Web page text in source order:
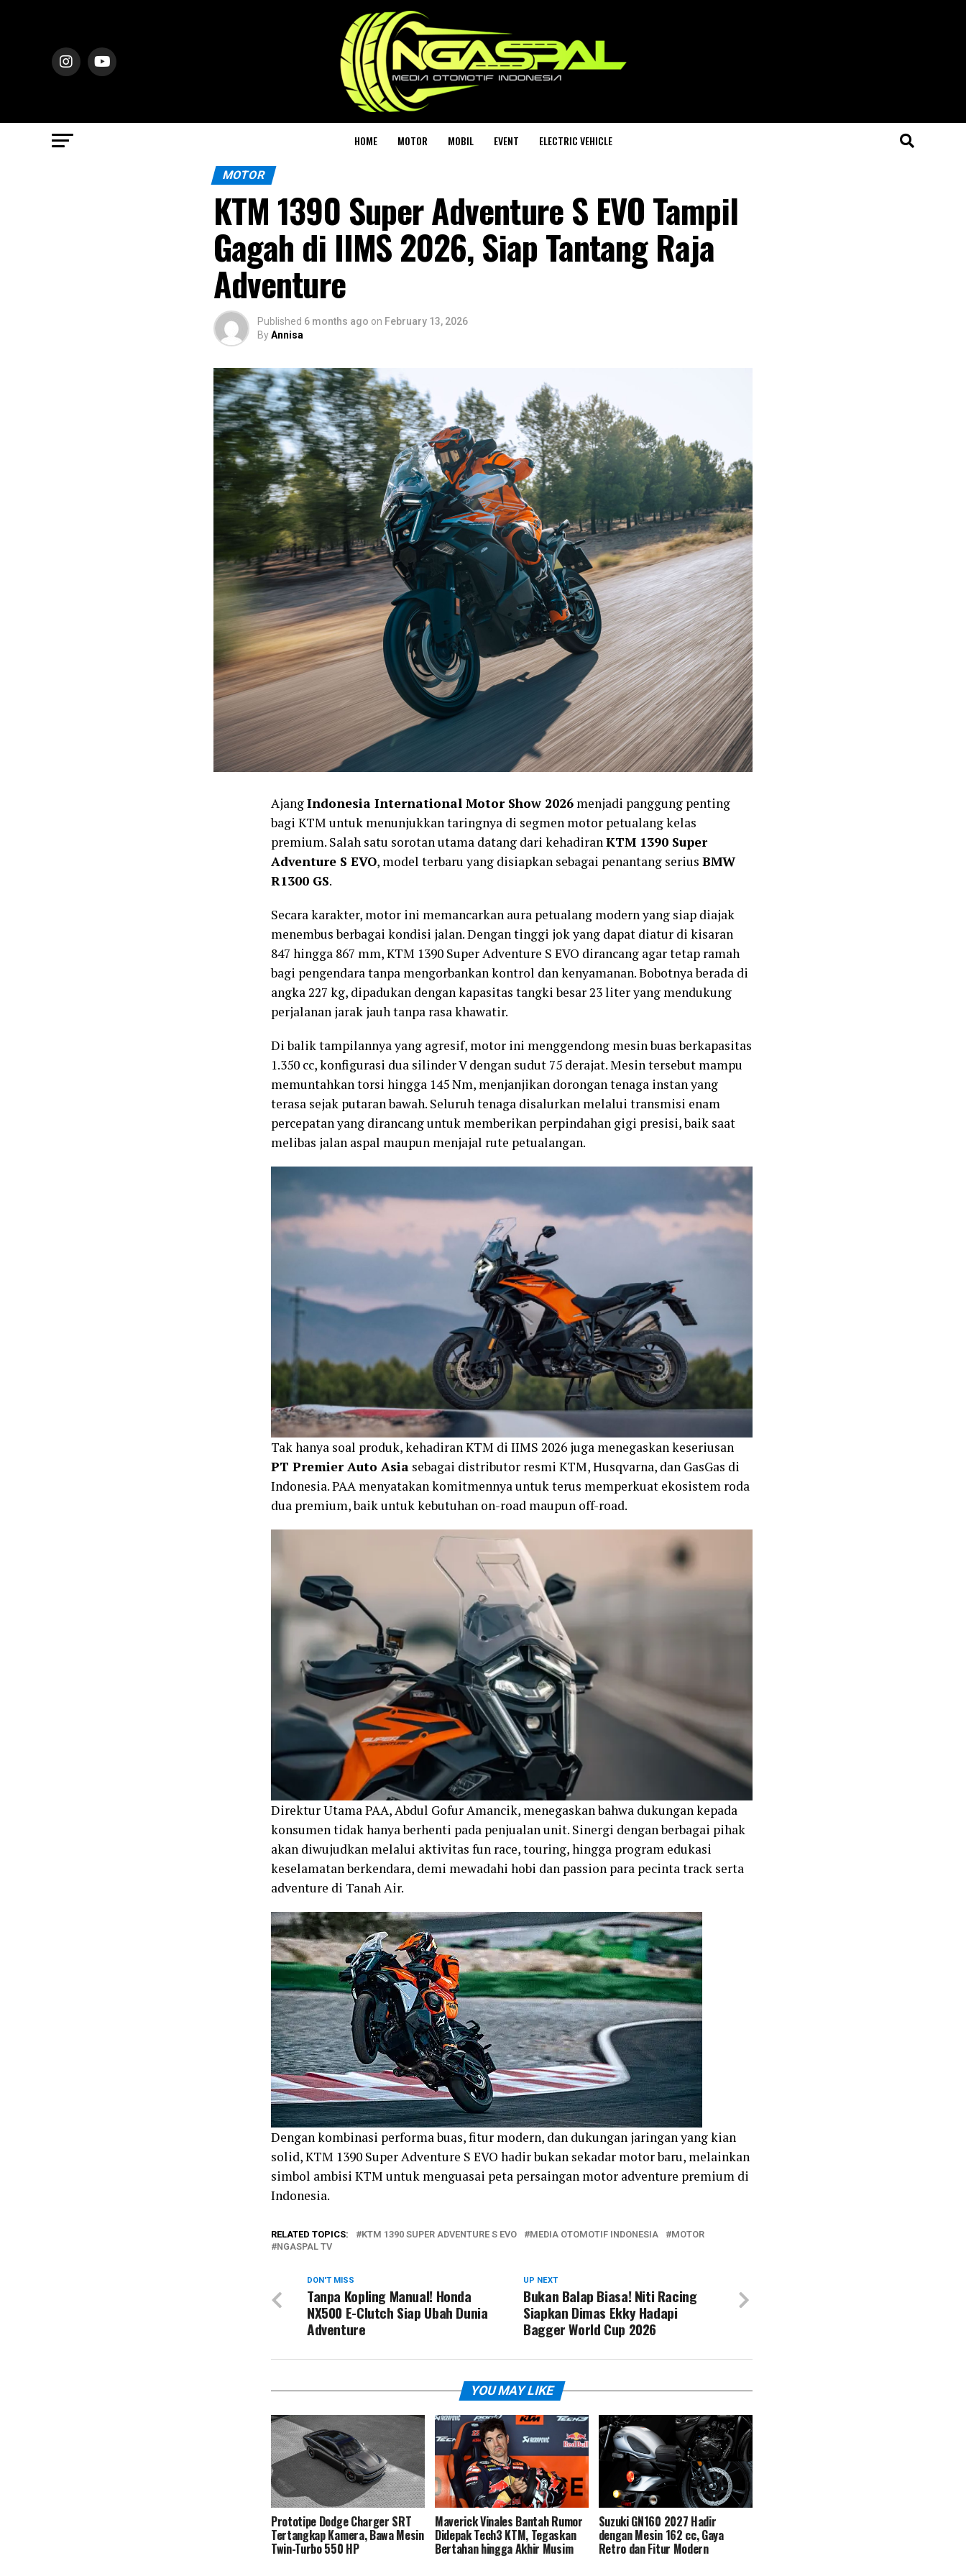
HOME MOTOR MOBIL EVENT ELECTRIC VEHICLE
MOTOR
KTM 1390 Super Adventure S EVO Tampil
Gagah di IIMS 2026, Siap Tantang Raja
Adventure
Published 6 months ago on February 13, 2026
ByAnnisa
AjangIndonesia International Motor Show 2026 menjadi panggung penting
bagi KTM untuk menunjukkan taringnya di segmen motor petualang kelas
premium. Salah satu sorotan utama datang dari kehadiranKTM 1390 Super
Adventure S EVO, model terbaru yang disiapkan sebagai penantang serius BMW
R1300 GS.
Secara karakter, motor ini memancarkan aura petualang modern yang siap diajak
menembus berbagai kondisi jalan. Dengan tinggi jok yang dapat diatur di kisaran
847 hingga 867 mm, KTM 1390 Super Adventure S EVO dirancang agar tetap ramah
bagi pengendara tanpa mengorbankan kontrol dan kenyamanan. Bobotnya berada di
angka 227 kg, dipadukan dengan kapasitas tangki besar 23 liter yang mendukung
perjalanan jarak jauh tanpa rasa khawatir.
Di balik tampilannya yang agresif, motor ini menggendong mesin buas berkapasitas
1.350 cc, konfigurasi dua silinder V dengan sudut 75 derajat. Mesin tersebut mampu
memuntahkan torsi hingga 145 Nm, menjanjikan dorongan tenaga instan yang
terasa sejak putaran bawah. Seluruh tenaga disalurkan melalui transmisi enam
percepatan yang dirancang untuk memberikan perpindahan gigi presisi, baik saat
melibas jalan aspal maupun menjajal rute petualangan.
Tak hanya soal produk, kehadiran KTM di IIMS 2026 juga menegaskan keseriusan
PT Premier Auto Asia sebagai distributor resmi KTM, Husqvarna, dan GasGas di
Indonesia. PAA menyatakan komitmennya untuk terus memperkuat ekosistem roda
dua premium, baik untuk kebutuhan on-road maupun off-road.
Direktur Utama PAA, Abdul Gofur Amancik, menegaskan bahwa dukungan kepada
konsumen tidak hanya berhenti pada penjualan unit. Sinergi dengan berbagai pihak
akan diwujudkan melalui aktivitas fun race, touring, hingga program edukasi
keselamatan berkendara, demi mewadahi hobi dan passion para pecinta track serta
adventure di Tanah Air.
Dengan kombinasi performa buas, fitur modern, dan dukungan jaringan yang kian
solid, KTM 1390 Super Adventure S EVO hadir bukan sekadar motor baru, melainkan
simbol ambisi KTM untuk menguasai peta persaingan motor adventure premium di
Indonesia.
RELATED TOPICS: KTM 1390 SUPER ADVENTURE S EVO MEDIA OTOMOTIF INDONESIA
MOTOR
NGASPAL TV
UP NEXT
Bukan Balap Biasa! Niti Racing
Siapkan Dimas Ekky Hadapi
Bagger World Cup 2026
DON'T MISS
Tanpa Kopling Manual! Honda
NX500 E-Clutch Siap Ubah Dunia
Adventure
YOU MAY LIKE
Prototipe Dodge Charger SRT
Tertangkap Kamera, Bawa Mesin
Twin-Turbo 550 HP
Maverick Vinales Bantah Rumor
Didepak Tech3 KTM, Tegaskan
Bertahan hingga Akhir Musim
Suzuki GN160 2027 Hadir
dengan Mesin 162 cc, Gaya
Retro dan Fitur Modern